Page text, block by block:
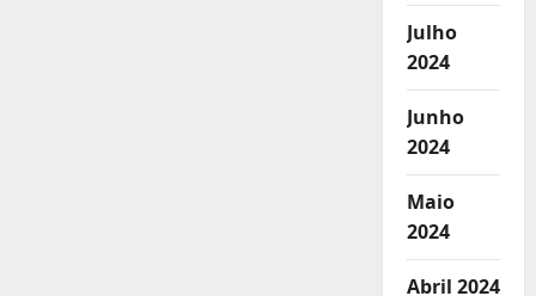
Julho
2024
Junho
2024
Maio
2024
Abril 2024